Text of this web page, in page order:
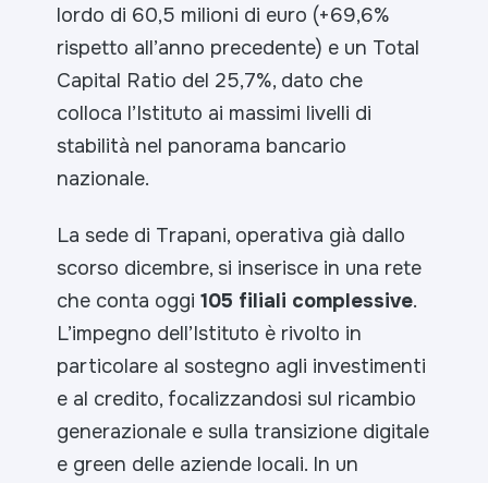
lordo di 60,5 milioni di euro (+69,6%
rispetto all’anno precedente) e un Total
Capital Ratio del 25,7%, dato che
colloca l’Istituto ai massimi livelli di
stabilità nel panorama bancario
nazionale.
La sede di Trapani, operativa già dallo
scorso dicembre, si inserisce in una rete
che conta oggi105 filiali complessive.
L’impegno dell’Istituto è rivolto in
particolare al sostegno agli investimenti
e al credito, focalizzandosi sul ricambio
generazionale e sulla transizione digitale
e green delle aziende locali. In un